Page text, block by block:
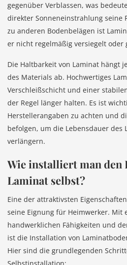
gegenüber Verblassen, was
direkter Sonneneinstrahlung seine
zu anderen Bodenbelägen ist
er nicht regelmäßig versiegelt oder
Die Haltbarkeit von Laminat hängt
des Materials ab. Hochwertiges
Verschleißschicht und einer
der Regel länger halten. Es ist
Herstellerangaben zu achten und
befolgen, um die Lebensdauer des
verlängern.
Wie installiert man den
Laminat selbst?
Eine der attraktivsten
seine Eignung für Heimwerker. Mit
handwerklichen Fähigkeiten und
ist die Installation von
Hier sind die grundlegenden